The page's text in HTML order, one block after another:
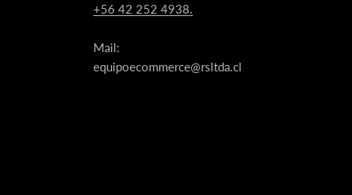
+56 42 252 4938.
Mail:
equipoecommerce@rsltda.cl